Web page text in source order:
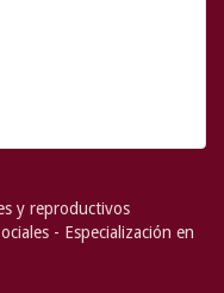
y reproductivos
- Especialización en